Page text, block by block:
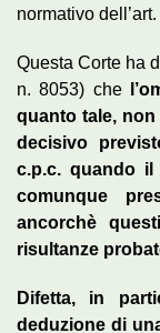
normativo
Questa Corte ha
n. 8053) che
quanto tale, non
decisivo
c.p.c. quando
comunque
ancorchè
risultanze
Difetta, in
deduzione di